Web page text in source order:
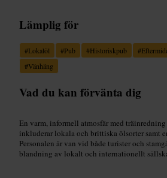
Lämplig för
#Lokalöl #Pub #Historiskpub #
#Vänhäng
Vad du kan förvänta dig
En varm, informell atmosfär med
inkluderar lokala och brittiska ölsorter samt
Personalen är van vid både turister och
blandning av lokalt och internationellt